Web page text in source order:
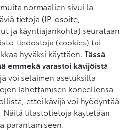
normaalien sivuilla
tietoja (IP-osoite,
ja käyntiajankohta) seurataan
tiedostoja (cookies) tai
hyväksi käyttäen. Tässä
emmekä varastoi kävijöistä
voi selaimen asetuksilla
lähettämisen koneellensa
ettei kävijä voi hyödyntää
Näitä tilastotietoja käytetään
parantamiseen.